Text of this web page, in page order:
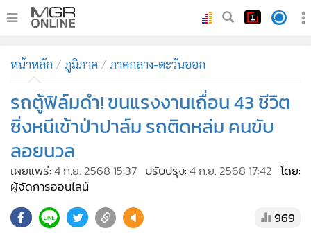
ทันเหตุการณ์
• ภาคใต้
• ภูมิภาค
• บันเทิง
• ผู้จัดการรายวัน
• ละคร
หน้าหลัก ภูมิภาค ภาคกลาง-ตะวันออก
รถตู้ฟิล์มดำ! ขนแรงงานเถื่อน 43 ชีวิต
ซิ่งหนีเข้าป่าปาล์ม รถติดหล่ม คนขับ
ลอยนวล
เผยแพร่:4 ก.ย. 2568 15:37 ปรับปรุง:4 ก.ย. 2568 17:42 โดย:
ผู้จัดการออนไลน์
969